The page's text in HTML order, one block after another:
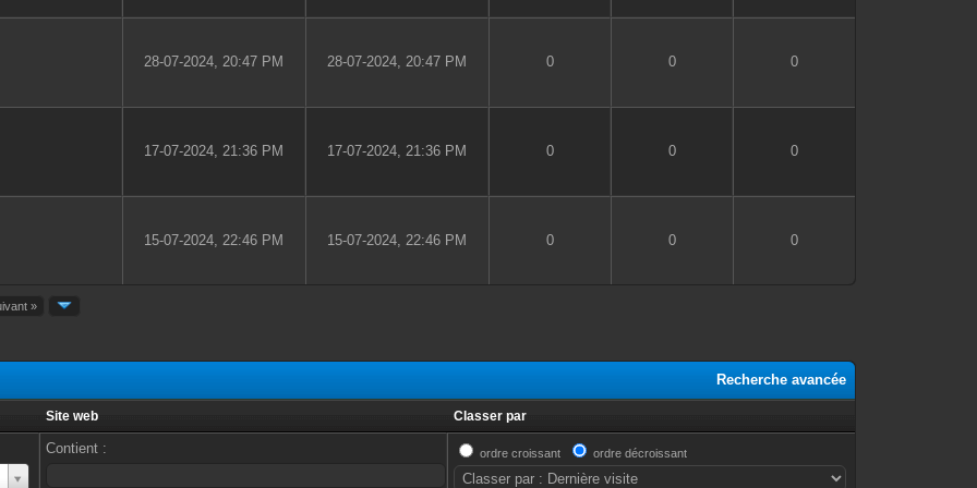
28-07-2024, 20:47 PM 28-07-2024, 20:47 PM 0 0 0
17-07-2024, 21:36 PM 17-07-2024, 21:36 PM 0 0 0
15-07-2024, 22:46 PM 15-07-2024, 22:46 PM 0 0 0
»
Recherche avancée
Site web Classer par
Contient : ordre croissant ordre décroissant